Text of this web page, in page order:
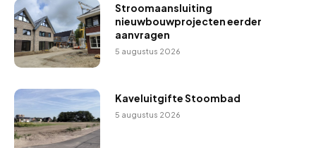
Stroomaansluiting
nieuwbouwprojecten eerder
aanvragen
5 augustus 2026
Kaveluitgifte Stoombad
5 augustus 2026